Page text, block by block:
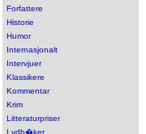
Forfattere
Historie
Humor
Internasjonalt
Intervjuer
Klassikere
Kommentar
Krim
Litteraturpriser
Lydb�ker